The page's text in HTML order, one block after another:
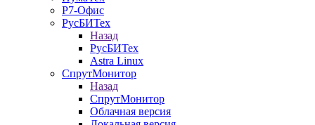
Р7-Офис
РусБИТех
Назад
РусБИТех
Astra Linux
СпрутМонитор
Назад
СпрутМонитор
Облачная версия